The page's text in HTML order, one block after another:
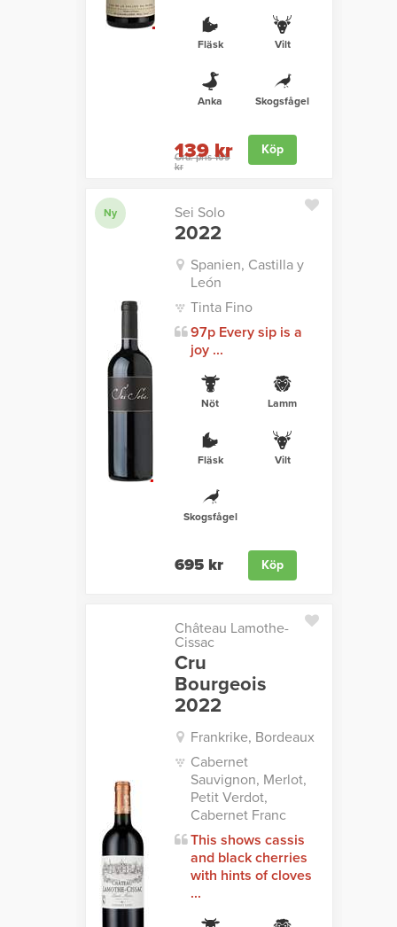
Fläsk Vilt
Anka Skogsfågel
Ord. pris 169
kr
139 kr Köp
Ny Sei Solo
2022
Spanien, Castilla y
León
Tinta Fino
97p Every sip is a
joy ...
Nöt Lamm
Fläsk Vilt
Skogsfågel
695 kr Köp
Château Lamothe-
Cissac
Cru
Bourgeois
2022
Frankrike, Bordeaux
Cabernet
Sauvignon, Merlot,
Petit Verdot,
Cabernet Franc
This shows cassis
and black cherries
with hints of cloves
...